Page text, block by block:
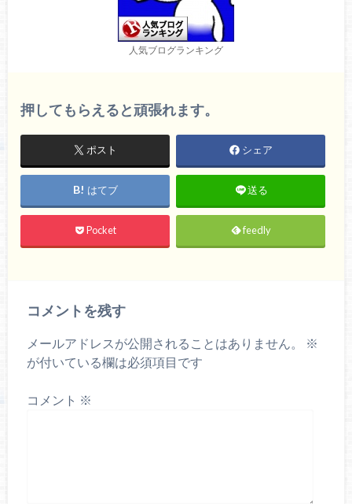
人気ブログランキング
押してもらえると頑張れます。
ポスト シェア
はてブ 送る
Pocket feedly
コメントを残す
メールアドレスが公開されることはありません。
※
が付いている欄は必須項目です
コメント ※